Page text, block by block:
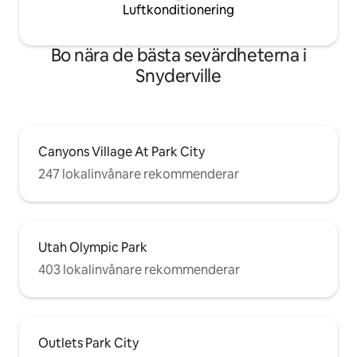
Luftkonditionering
Bo nära de bästa sevärdheterna i
Snyderville
Canyons Village At Park City
247 lokalinvånare rekommenderar
Utah Olympic Park
403 lokalinvånare rekommenderar
Outlets Park City